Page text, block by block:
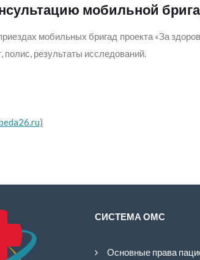
мобильной
мобильных бригад проекта «За
полис, результаты исследований.
)
СИСТЕМА ОМС
Основные права